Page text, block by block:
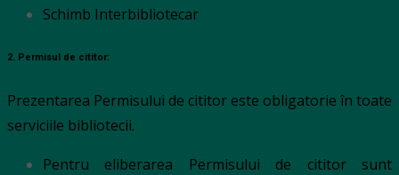
Schimb Interbibliotecar
2. Permisul de cititor:
Prezentarea Permisului de cititor este obligatorie în toate
serviciile bibliotecii.
Pentru eliberarea Permisului de cititor sunt